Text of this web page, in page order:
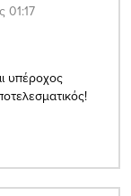
01:17
υπέροχος